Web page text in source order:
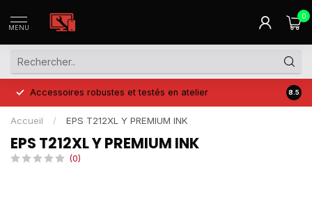
MENU
0
Accessoires robustes et testés en atelier Prix
8.5
Accueil / EPS T212XL Y PREMIUM INK
EPS T212XL Y PREMIUM INK
(0)